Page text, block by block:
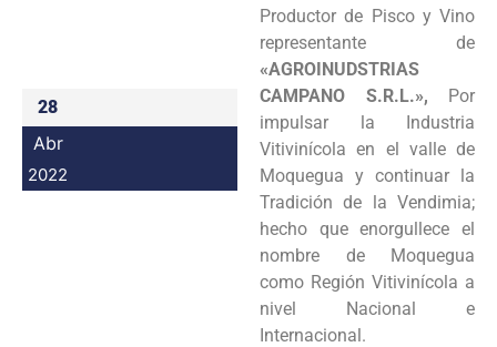
Intranet
28
Abr
2022
Productor de Pisco y Vino
representante de
«AGROINUDSTRIAS
CAMPANO S.R.L.», Por
impulsar la Industria
Vitivinícola en el valle de
Moquegua y continuar la
Tradición de la Vendimia;
hecho que enorgullece el
nombre de Moquegua
como Región Vitivinícola a
nivel Nacional e
Internacional.